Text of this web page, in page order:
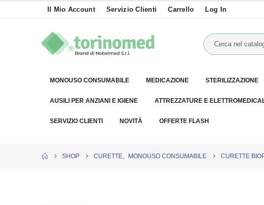
Il Mio Account Servizio Clienti Carrello Log In
MONOUSO CONSUMABILE MEDICAZIONE STERILIZZAZIONE
AUSILI PER ANZIANI E IGIENE ATTREZZATURE E
SERVIZIO CLIENTI NOVITÀ OFFERTE FLASH
SHOP CURETTE MONOUSO CONSUMABILE CURETTE